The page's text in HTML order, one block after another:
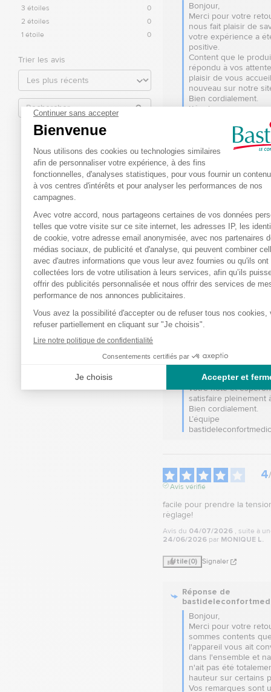
3 étoiles
0
2 étoiles
0
1 étoile 0
Trier les avis
Bonjour,
Merci pour votre
nous fait plaisir de
votre expérience a
positive.
Content que le
répondu à vos
plaisir de vous
nouveau sur notre
Bien cordialement.
L’équipe
Avis vérifié
Avis du 30/07/2026 , suite à
07/07/2026 parISABELLE F.
Utile(0) Signaler
Réponse de
Nous sommes
votre expérience
précieux pour
améliorer nos
Nous vous
votre note et
satisfaire pleinement
Bien cordialement.
L’équipe
4/
Avis vérifié
facile pour prendre la
règlage!
Avis du 04/07/2026 , suite à
24/06/2026 par MONIQUE L.
Utile(0) Signaler
Réponse de
Bonjour,
Merci pour votre
sommes contents
l'appareil vous ait
dans l'ensemble et
n'ait pas été
hauteur sur certains
Vos remarques sont